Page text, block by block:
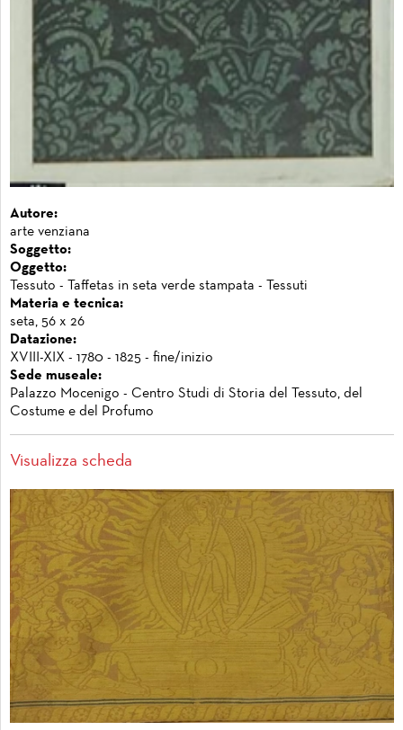
Autore:
arte venziana
Soggetto:
Oggetto:
Tessuto - Taffetas in seta verde stampata - Tessuti
Materia e tecnica:
seta, 56 x 26
Datazione:
XVIII-XIX - 1780 - 1825 - fine/inizio
Sede museale:
Palazzo Mocenigo - Centro Studi di Storia del Tessuto, del
Costume e del Profumo
Visualizza scheda